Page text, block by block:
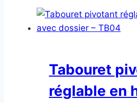
Tabouret
réglable en